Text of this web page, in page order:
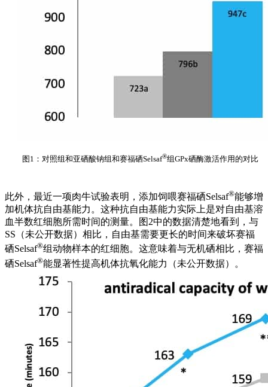
图1：对照组和亚硒酸钠组和赛福硒Selsaf®组GPx硒酶激活作用的对比
此外，最近一项肉牛试验表明，添加饲喂赛福硒Selsaf®能够增
加机体抗自由基能力。这种抗自由基能力实际上是对自由基溶
血半数红细胞所需时间的测量。图2中的数据清楚地看到，与
SS（未公开数据）相比，自由基需要更长的时间来破坏赛福
硒Selsaf®组动物样本的红细胞。这意味着与无机硒相比，赛福
硒Selsaf®能显著性提高机体抗氧化能力（未公开数据）。